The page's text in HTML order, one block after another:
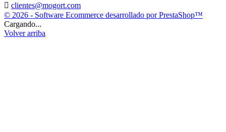
 clientes@mogort.com
© 2026 - Software Ecommerce desarrollado por PrestaShop™
Cargando...
Volver arriba